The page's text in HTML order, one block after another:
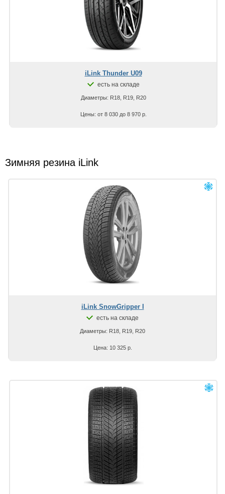
iLink Thunder U09
есть на складе
Диаметры: R18, R19, R20
Цены: от 8 030 до 8 970 р.
Зимняя резина iLink
iLink SnowGripper I
есть на складе
Диаметры: R18, R19, R20
Цена: 10 325 р.